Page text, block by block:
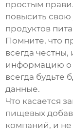
простым
повысить свою
продуктов
Помните, что
всегда
информацию о
всегда будьте
данные.
Что касается
пищевых
компаний, и